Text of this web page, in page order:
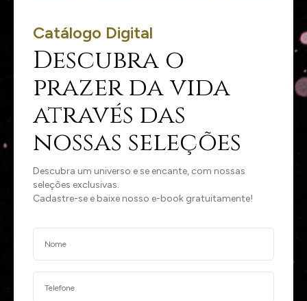
Catálogo Digital
Descubra o
prazer da vida
através das
nossas seleções
Descubra um universo e se encante, com nossas
seleções exclusivas.
Cadastre-se e baixe nosso e-book gratuitamente!